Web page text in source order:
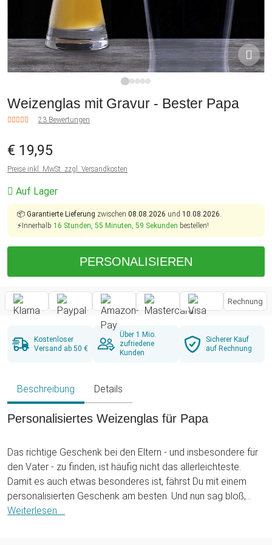
Weizenglas mit Gravur - Bester Papa
23 Bewertungen
€ 19,95
Preise inkl. MwSt. zzgl. Versandkosten
Auf Lager
📦 Garantierte Lieferung zwischen 08.08.2026 und 10.08.2026.
⚡Innerhalb 16 Stunden, 55 Minuten, 58 Sekunden bestellen!
PERSONALISIEREN
Rechnung
Kostenloser
Versand ab 50 €
Über 1 Mio.
zufriedene
Kunden
Sicherer Kauf
auf Rechnung
Beschreibung Details
Personalisiertes Weizenglas für Papa
Das richtige Geschenk bei den Eltern - und insbesondere für
den Vater - zu finden, ist häufig nicht das allerleichteste.
Damit es auch etwas besonderes ist, fährst Du mit einem
personalisierten Geschenk am besten. Und nun sag bloß,
Dein Papa gönnt sich zum Feierabend auch noch ganz gern
Weiterlesen ...